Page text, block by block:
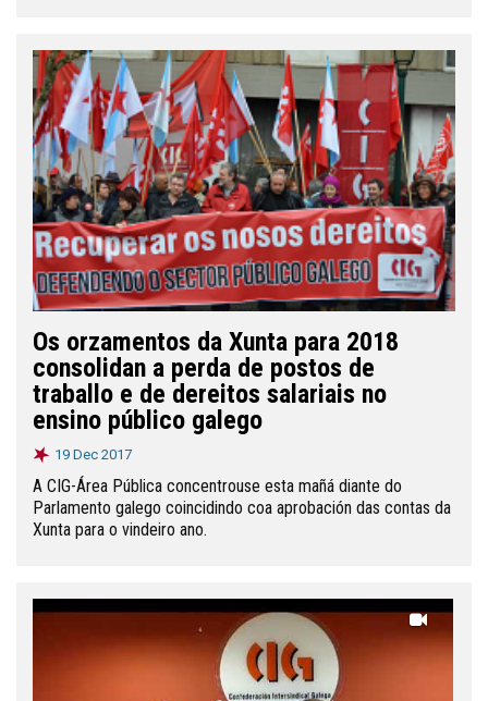
Os orzamentos da Xunta para 2018
consolidan a perda de postos de
traballo e de dereitos salariais no
ensino público galego
19 Dec 2017
A CIG-Área Pública concentrouse esta mañá diante do
Parlamento galego coincidindo coa aprobación das contas da
Xunta para o vindeiro ano.